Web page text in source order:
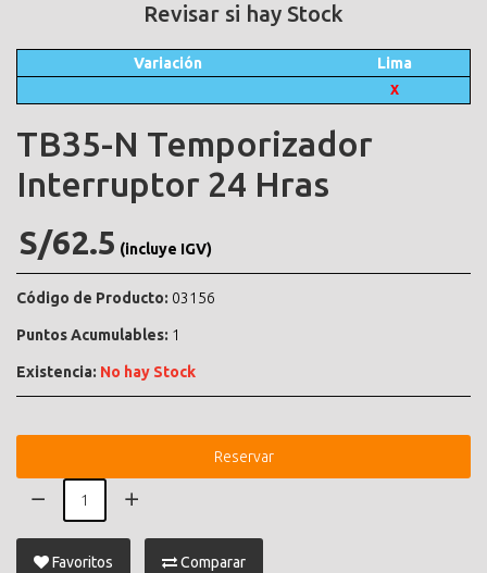
Revisar si hay Stock
Variación Lima
X
TB35-N Temporizador
Interruptor 24 Hras
S/62.5 (incluye IGV)
Código de Producto: 03156
Puntos Acumulables: 1
Existencia: No hay Stock
Reservar
Favoritos Comparar